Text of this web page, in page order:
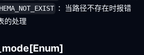
：当路径不存在时报错
的处理
[Enum]